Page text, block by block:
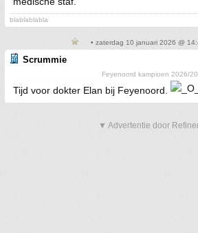
blablablabla
• zaterdag 10 januari 2026 @
Scrummie
Feyenoord kampioen 2026/
Tijd voor dokter Elan bij Feyenoord.
▼ Advertentie door